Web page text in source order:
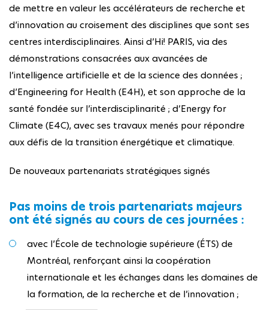
de mettre en valeur les accélérateurs de recherche et
d’innovation au croisement des disciplines que sont ses
centres interdisciplinaires. Ainsi d’Hi! PARIS, via des
démonstrations consacrées aux avancées de
l’intelligence artificielle et de la science des données ;
d’Engineering for Health (E4H), et son approche de la
santé fondée sur l’interdisciplinarité ; d’Energy for
Climate (E4C), avec ses travaux menés pour répondre
aux défis de la transition énergétique et climatique.
De nouveaux partenariats stratégiques signés
Pas moins de trois partenariats majeurs
ont été signés au cours de ces journées :
avec l’École de technologie supérieure (ÉTS) de
Montréal, renforçant ainsi la coopération
internationale et les échanges dans les domaines de
la formation, de la recherche et de l’innovation ;